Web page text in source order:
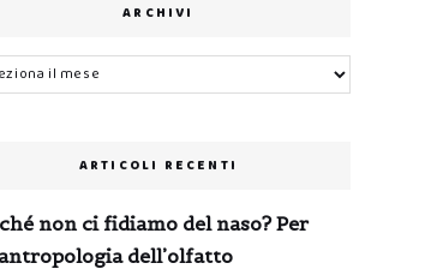
ARCHIVI
ARTICOLI RECENTI
non ci fidiamo del naso? Per
dell’olfatto